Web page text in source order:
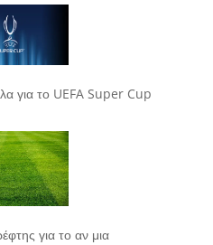
για το UEFA Super Cup
για το αν μια